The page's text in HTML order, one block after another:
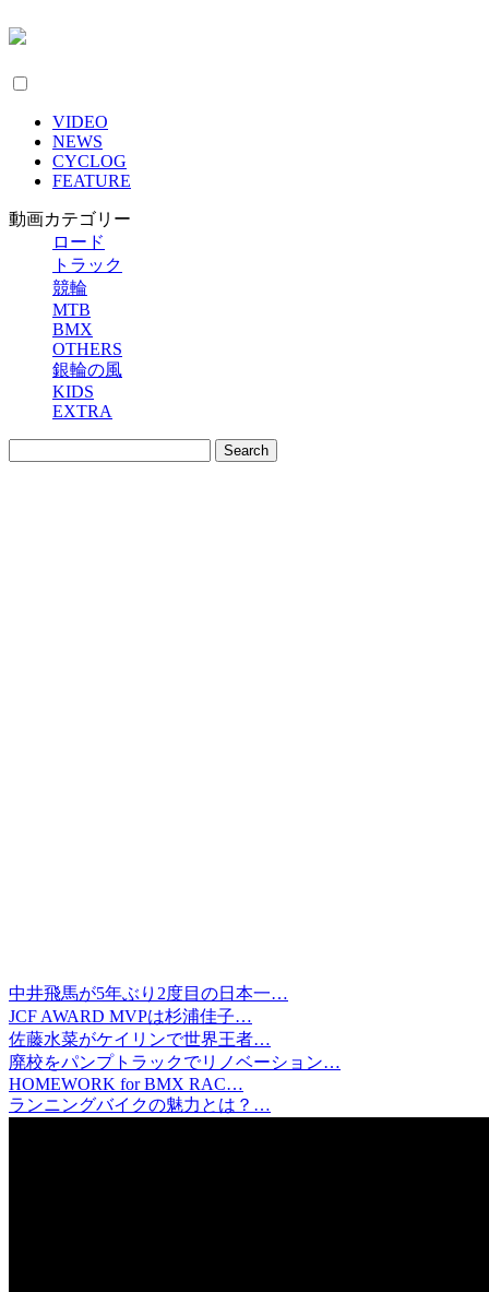
VIDEO
NEWS
CYCLOG
FEATURE
動画カテゴリー
ロード
トラック
競輪
MTB
BMX
OTHERS
銀輪の風
KIDS
EXTRA
中井飛馬が5年ぶり2度目の日本一…
JCF AWARD MVPは杉浦佳子…
佐藤水菜がケイリンで世界王者…
廃校をパンプトラックでリノベーション…
HOMEWORK for BMX RAC…
ランニングバイクの魅力とは？…